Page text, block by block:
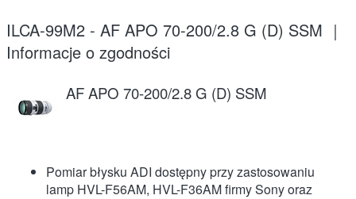
ILCA-99M2 - AF APO 70-200/2.8 G (D) SSM ｜
Informacje o zgodności
AF APO 70-200/2.8 G (D) SSM
Pomiar błysku ADI dostępny przy zastosowaniu
lamp HVL-F56AM, HVL-F36AM firmy Sony oraz